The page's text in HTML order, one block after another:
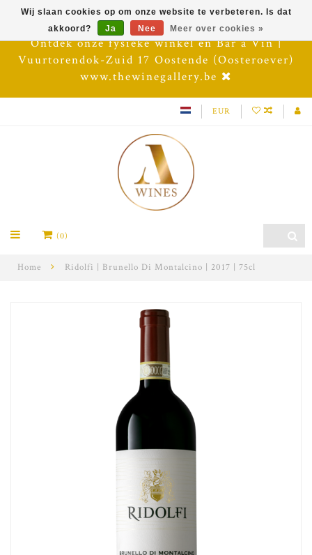
Ontdek onze fysieke winkel en Bar à Vin |
Vuurtorendok-Zuid 17 Oostende (Oosteroever)
www.thewinegallery.be
EUR
(0)
Home Ridolfi | Brunello Di Montalcino | 2017 | 75cl
Wij slaan cookies op om onze website te verbeteren. Is dat
akkoord?
Ja Nee Meer over cookies »